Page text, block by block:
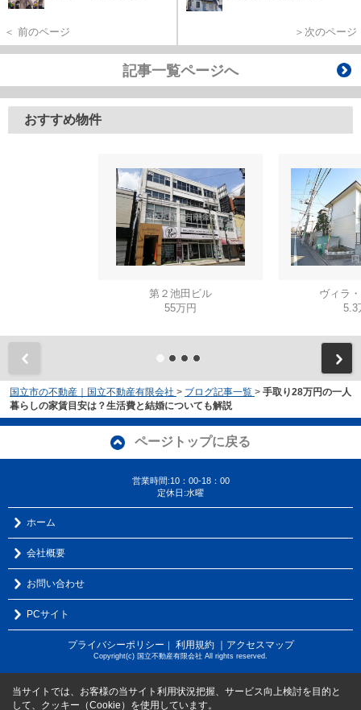
＜ 前のページ ＞次のページ
記事一覧ページへ
おすすめ物件
第２池田ビル
55万円
ヴィラ
5.3
国立市の不動産｜国立不動産有限会社 > ブログ記事一覧 > 手取り28万円の一人
暮らしの家賃目安は？生活費と結婚についても解説
ページトップに戻る
営業時間:10：00-18：00
定休日:水曜
ホーム
会社概要
お問い合わせ
PCサイト
プライバシーポリシー ｜ 利用規約 ｜アクセスマップ
Copyright(c) 国立不動産有限会社 All rights reserved.
当サイトでは、お客様の当サイト利用状況把握、サービス向上検討を目的と
して、クッキー（Cookie）を使用しています。